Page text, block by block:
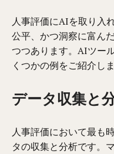
人事評価にAIを取り入
公平、かつ洞察に富ん
つつあります。AIツー
くつかの例をご紹介しま
データ収集と
人事評価において最も
タの収集と分析です。